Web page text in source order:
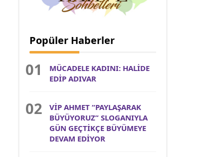
Popüler Haberler
MÜCADELE KADINI: HALİDE
EDİP ADIVAR
VİP AHMET “PAYLAŞARAK
BÜYÜYORUZ” SLOGANIYLA
GÜN GEÇTİKÇE BÜYÜMEYE
DEVAM EDİYOR